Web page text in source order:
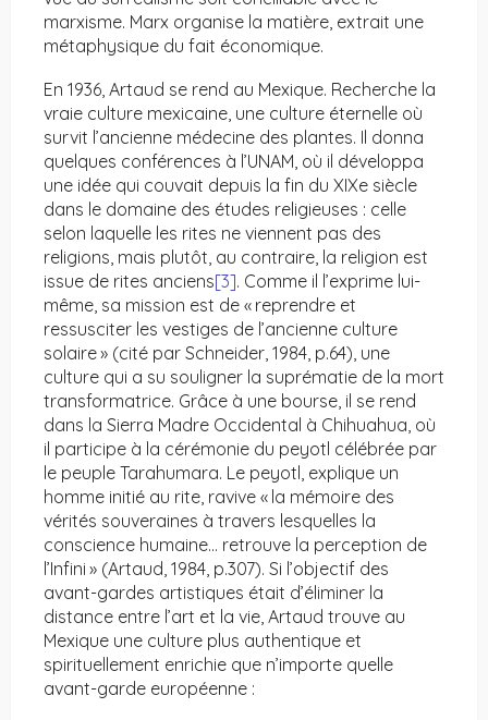
marxisme. Marx organise la matière, extrait une
métaphysique du fait économique.
En 1936, Artaud se rend au Mexique. Recherche la
vraie culture mexicaine, une culture éternelle où
survit l’ancienne médecine des plantes. Il donna
quelques conférences à l’UNAM, où il développa
une idée qui couvait depuis la fin du XIXe siècle
dans le domaine des études religieuses : celle
selon laquelle les rites ne viennent pas des
religions, mais plutôt, au contraire, la religion est
issue de rites anciens[3]. Comme il l’exprime lui-
même, sa mission est de « reprendre et
ressusciter les vestiges de l’ancienne culture
solaire » (cité par Schneider, 1984, p.64), une
culture qui a su souligner la suprématie de la mort
transformatrice. Grâce à une bourse, il se rend
dans la Sierra Madre Occidental à Chihuahua, où
il participe à la cérémonie du peyotl célébrée par
le peuple Tarahumara. Le peyotl, explique un
homme initié au rite, ravive « la mémoire des
vérités souveraines à travers lesquelles la
conscience humaine… retrouve la perception de
l’Infini » (Artaud, 1984, p.307). Si l’objectif des
avant-gardes artistiques était d’éliminer la
distance entre l’art et la vie, Artaud trouve au
Mexique une culture plus authentique et
spirituellement enrichie que n’importe quelle
avant-garde européenne :